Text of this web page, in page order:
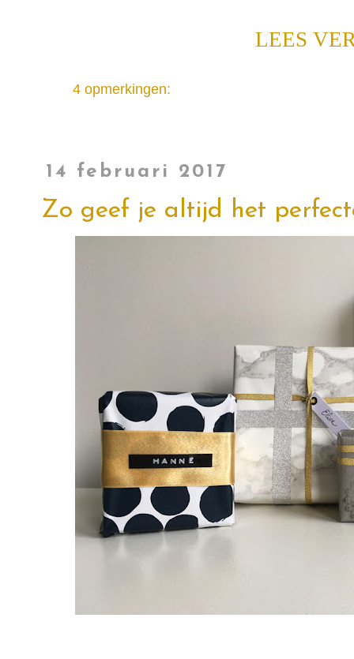
LEES
4 opmerkingen:
14 februari 2017
Zo geef je altijd het